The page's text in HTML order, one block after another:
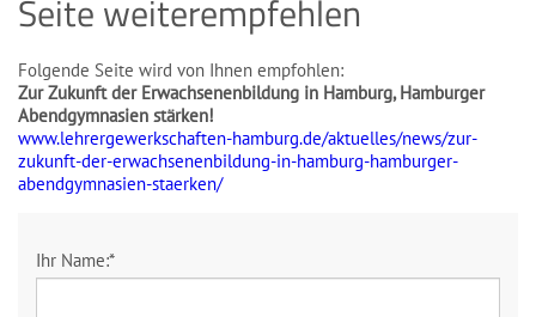
Seite weiterempfehlen
Folgende Seite wird von Ihnen empfohlen:
Zur Zukunft der Erwachsenenbildung in Hamburg, Hamburger
Abendgymnasien stärken!
www.lehrergewerkschaften-hamburg.de/aktuelles/news/zur-
zukunft-der-erwachsenenbildung-in-hamburg-hamburger-
abendgymnasien-staerken/
Ihr Name:*